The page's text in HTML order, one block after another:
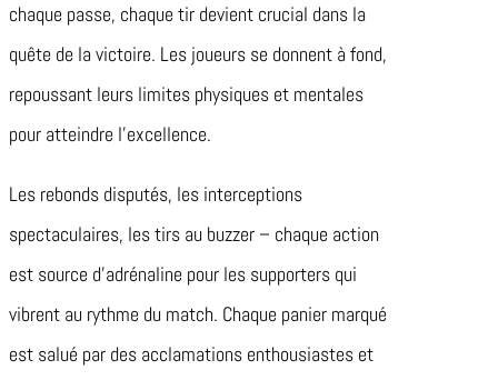
chaque passe, chaque tir devient crucial dans la
quête de la victoire. Les joueurs se donnent à fond,
repoussant leurs limites physiques et mentales
pour atteindre l’excellence.
Les rebonds disputés, les interceptions
spectaculaires, les tirs au buzzer – chaque action
est source d’adrénaline pour les supporters qui
vibrent au rythme du match. Chaque panier marqué
est salué par des acclamations enthousiastes et